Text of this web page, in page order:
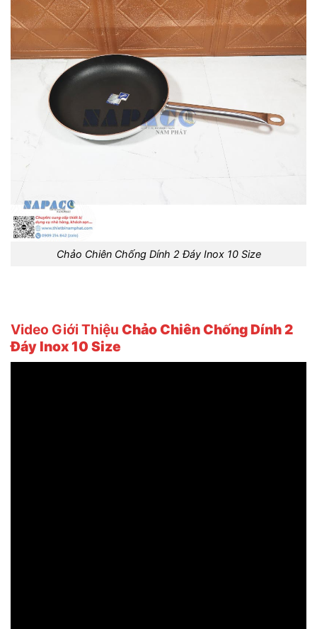
Chảo Chiên Chống Dính 2 Đáy Inox 10 Size
Video Giới Thiệu Chảo Chiên Chống Dính 2
Đáy Inox 10 Size